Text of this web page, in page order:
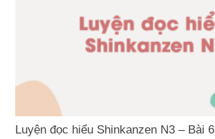
Luyện đọc hiểu Shinkanzen N3 – Bài 6